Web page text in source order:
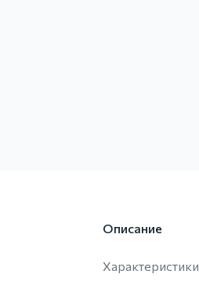
Описание
Характеристики